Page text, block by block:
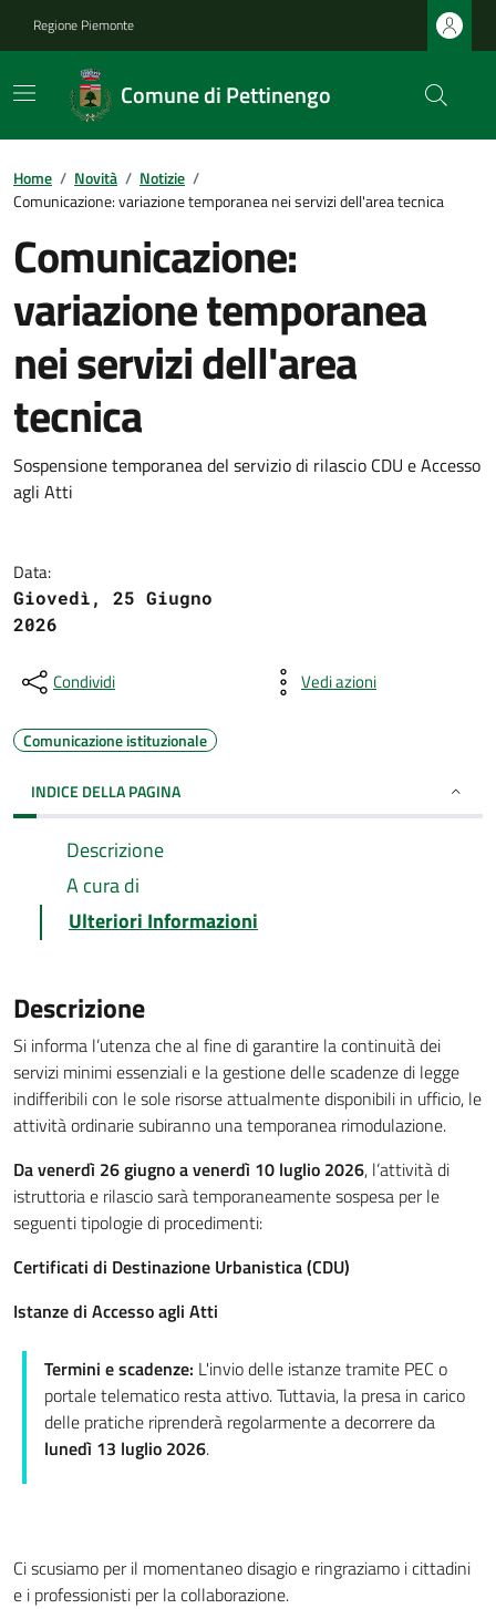
Regione Piemonte
Comune di Pettinengo
Home / Novità / Notizie /
Comunicazione: variazione temporanea nei servizi dell'area tecnica
Comunicazione:
variazione temporanea
nei servizi dell'area
tecnica
Sospensione temporanea del servizio di rilascio CDU e Accesso
agli Atti
Data:
Giovedì, 25 Giugno
2026
Condividi Vedi azioni
Comunicazione istituzionale
INDICE DELLA PAGINA
Descrizione
A cura di
Ulteriori Informazioni
Descrizione
Si informa l’utenza che al fine di garantire la continuità dei
servizi minimi essenziali e la gestione delle scadenze di legge
indifferibili con le sole risorse attualmente disponibili in ufficio, le
attività ordinarie subiranno una temporanea rimodulazione.
Da venerdì 26 giugno a venerdì 10 luglio 2026, l’attività di
istruttoria e rilascio sarà temporaneamente sospesa per le
seguenti tipologie di procedimenti:
Certificati di Destinazione Urbanistica (CDU)
Istanze di Accesso agli Atti
Termini e scadenze: L'invio delle istanze tramite PEC o
portale telematico resta attivo. Tuttavia, la presa in carico
delle pratiche riprenderà regolarmente a decorrere da
lunedì 13 luglio 2026.
Ci scusiamo per il momentaneo disagio e ringraziamo i cittadini
e i professionisti per la collaborazione.